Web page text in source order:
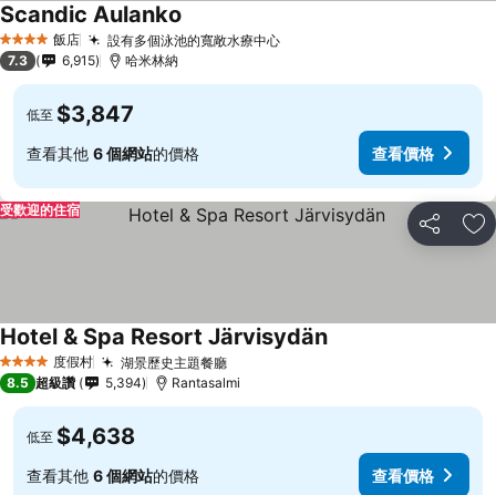
4 星級 飯店 設有多個泳池的寬敞水療中心
Scandic Aulanko
7.3 6,915 哈米林納
低至 $3,847
查看其他 6 個網站的價格 查看價格
分享 加
受歡迎的住宿
4 星級 度假村 湖景歷史主題餐廳
Hotel & Spa Resort Järvisydän
8.5 超級讚 5,394 Rantasalmi
低至 $4,638
查看其他 6 個網站的價格 查看價格